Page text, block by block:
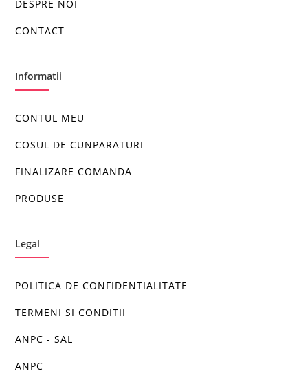
DESPRE NOI
CONTACT
Informatii
CONTUL MEU
COSUL DE CUNPARATURI
FINALIZARE COMANDA
PRODUSE
Legal
POLITICA DE CONFIDENTIALITATE
TERMENI SI CONDITII
ANPC - SAL
ANPC